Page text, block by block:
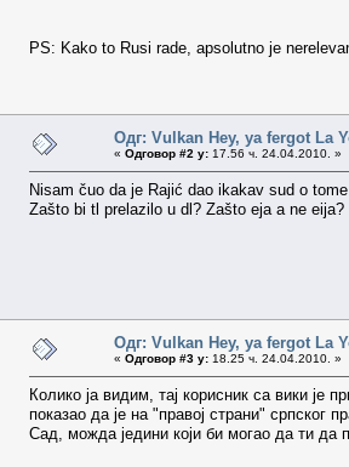
PS: Kako to Rusi rade, apsolutno je
Одг: Vulkan Hey, ya fergot La
« Одговор #2 у: 17.56 ч. 24.04.2010. »
Nisam čuo da je Rajić dao ikakav sud o
Zašto bi tl prelazilo u dl? Zašto eja a ne eija?
Одг: Vulkan Hey, ya fergot La
« Одговор #3 у: 18.25 ч. 24.04.2010. »
Колико ја видим, тај корисник са вики је
показао да је на "правој страни" српског
Сад, можда једини који би могао да ти да